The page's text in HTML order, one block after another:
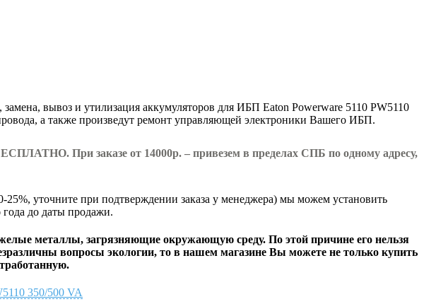
вывоз и утилизация аккумуляторов для ИБП Eaton Powerware 5110 PW5110
а также произведут ремонт управляющей электроники Вашего ИБП.
При заказе от 14000р. – привезем в пределах СПБ по одному адресу,
уточните при подтверждении заказа у менеджера) мы можем установить
до даты продажи.
металлы, загрязняющие окружающую среду. По этой причине его нельзя
вопросы экологии, то в нашем магазине Вы можете не только купить
350/500 VA